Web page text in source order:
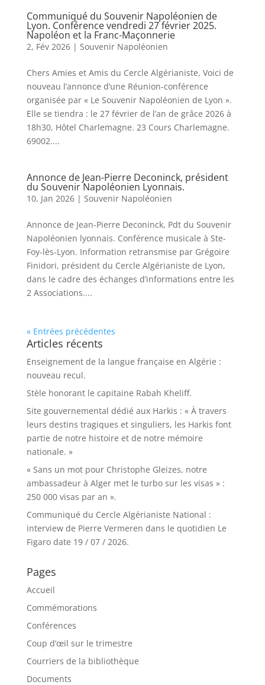
Communiqué du Souvenir Napoléonien de
Lyon. Conférence vendredi 27 février 2025.
Napoléon et la Franc-Maçonnerie
2, Fév 2026| Souvenir Napoléonien
Chers Amies et Amis du Cercle Algérianiste, Voici de
nouveau l’annonce d’une Réunion-conférence
organisée par « Le Souvenir Napoléonien de Lyon ».
Elle se tiendra : le 27 février de l’an de grâce 2026 à
18h30, Hôtel Charlemagne. 23 Cours Charlemagne.
69002....
Annonce de Jean-Pierre Deconinck, président
du Souvenir Napoléonien Lyonnais.
10, Jan 2026| Souvenir Napoléonien
Annonce de Jean-Pierre Deconinck, Pdt du Souvenir
Napoléonien lyonnais. Conférence musicale à Ste-
Foy-lès-Lyon. Information retransmise par Grégoire
Finidori, président du Cercle Algérianiste de Lyon,
dans le cadre des échanges d’informations entre les
2 Associations....
« Entrées précédentes
Articles récents
Enseignement de la langue française en Algérie :
nouveau recul.
Stèle honorant le capitaine Rabah Kheliff.
Site gouvernemental dédié aux Harkis : « À travers
leurs destins tragiques et singuliers, les Harkis font
partie de notre histoire et de notre mémoire
nationale. »
« Sans un mot pour Christophe Gleizes, notre
ambassadeur à Alger met le turbo sur les visas » :
250 000 visas par an ».
Communiqué du Cercle Algérianiste National :
interview de Pierre Vermeren dans le quotidien Le
Figaro date 19 / 07 / 2026.
Pages
Accueil
Commémorations
Conférences
Coup d’œil sur le trimestre
Courriers de la bibliothèque
Documents